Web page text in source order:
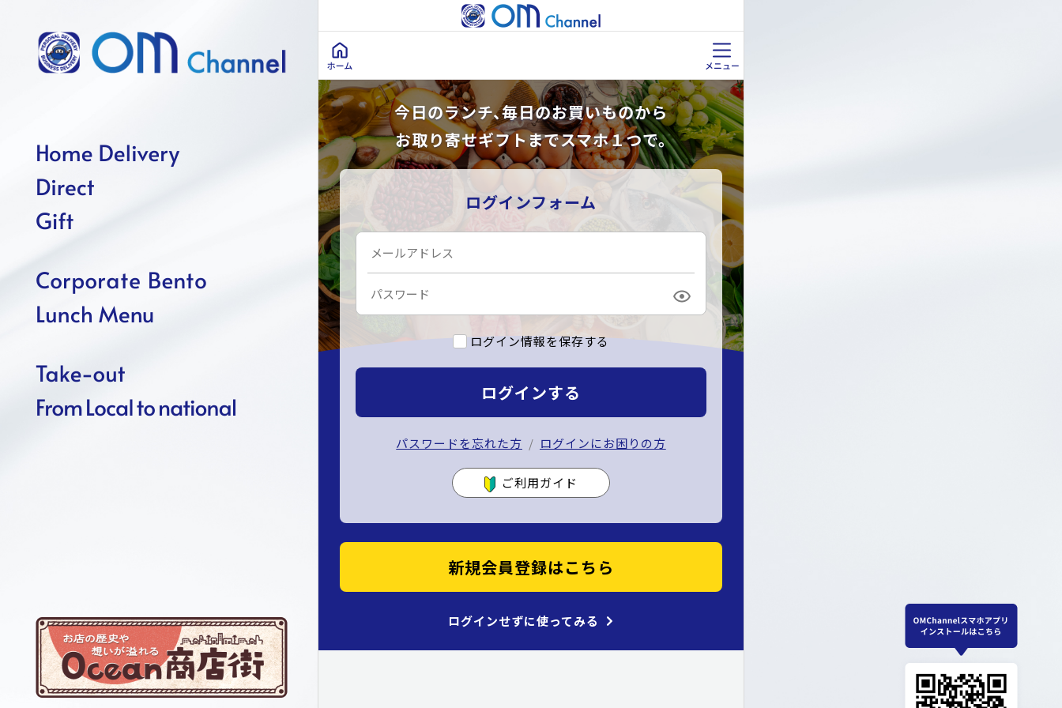
今日のランチ、毎日のお買いものから
お取り寄せギフトまでスマホ１つで。
ログインフォーム
ログイン情報を保存する
ログインする
パスワードを忘れた方 ログインにお困りの方
ご利用ガイド
新規会員登録はこちら
ログインせずに使ってみる